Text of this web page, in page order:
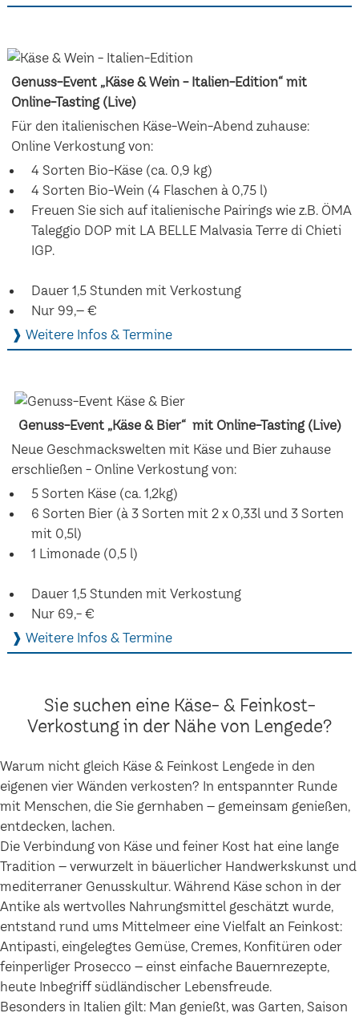
Genuss-Event „Käse & Wein - Italien-Edition“ mit
Online-Tasting (Live)
Für den italienischen Käse-Wein-Abend zuhause:
Online Verkostung von:
4 Sorten Bio-Käse (ca. 0,9 kg)
4 Sorten Bio-Wein (4 Flaschen à 0,75 l)
Freuen Sie sich auf italienische Pairings wie z.B. ÖMA
Taleggio DOP mit LA BELLE Malvasia Terre di Chieti
IGP.
Dauer 1,5 Stunden mit Verkostung
Nur 99,– €
❱ Weitere Infos & Termine
Genuss-Event „Käse & Bier“ mit Online-Tasting (Live)
Neue Geschmackswelten mit Käse und Bier zuhause
erschließen - Online Verkostung von:
5 Sorten Käse (ca. 1,2kg)
6 Sorten Bier (à 3 Sorten mit 2 x 0,33l und 3 Sorten
mit 0,5l)
1 Limonade (0,5 l)
Dauer 1,5 Stunden mit Verkostung
Nur 69,- €
❱ Weitere Infos & Termine
Sie suchen eine Käse- & Feinkost-
Verkostung in der Nähe von Lengede?
Warum nicht gleich Käse & Feinkost Lengede in den
eigenen vier Wänden verkosten? In entspannter Runde
mit Menschen, die Sie gernhaben – gemeinsam genießen,
entdecken, lachen.
Die Verbindung von Käse und feiner Kost hat eine lange
Tradition – verwurzelt in bäuerlicher Handwerkskunst und
mediterraner Genusskultur. Während Käse schon in der
Antike als wertvolles Nahrungsmittel geschätzt wurde,
entstand rund ums Mittelmeer eine Vielfalt an Feinkost:
Antipasti, eingelegtes Gemüse, Cremes, Konfitüren oder
feinperliger Prosecco – einst einfache Bauernrezepte,
heute Inbegriff südländischer Lebensfreude.
Besonders in Italien gilt: Man genießt, was Garten, Saison